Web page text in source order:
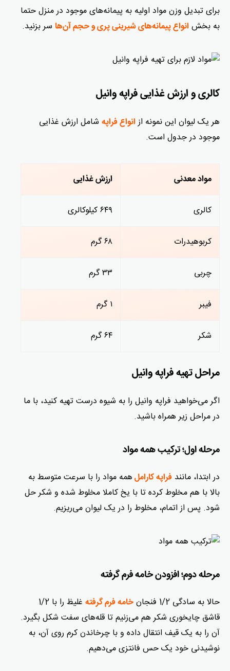
برای تبدیل وزن مواد اولیه به پیمانه‌های موجود در منزل حتما
به بخش انواع پیمانه‌های شیرینی پری و حجم آن‌ها سر بزنید.
کالری و ارزش غذایی فراپه وانیل
هر یک لیوان این نمونه ازانواع فراپه شامل ارزش غذایی
موجود در جدول است.
مواد معدنی ارزش غذایی
کالری ۶۴۹ کیلوکالری
کربوهیدرات ۶۸ گرم
چربی ۳۳ گرم
فیبر ۱ گرم
شکر ۶۴ گرم
مراحل تهیه فراپه وانیل
اگر می‌خواهید فراپه وانیل را به شیوه درست تهیه کنید، با ما
در مراحل زیر همراه باشید.
مرحله اول؛ ترکیب همه مواد
در ابتدا، مانند فراپه کارامل همه مواد را با سرعت متوسط ​​به
بالا با هم مخلوط کرده تا با یخ کاملا مخلوط شده و شکر حل
شود. پس از اتمام، مخلوط را در یک لیوان می‌ریزیم.
مرحله دوم؛ افزودن خامه فرم گرفته
حالا به سادگی 1/2 فنجان خامه فرم گرفته
غلیظ را با 1/2
قاشق چایخوری شکر هم می‌زنیم تا قله‌های سفت شکل بگیرد.
آن را به یک قیف انتقال داده و با چرخاندن کرم روی آن، به
نوشیدنی خود یک حس فانتزی می‌دهیم.